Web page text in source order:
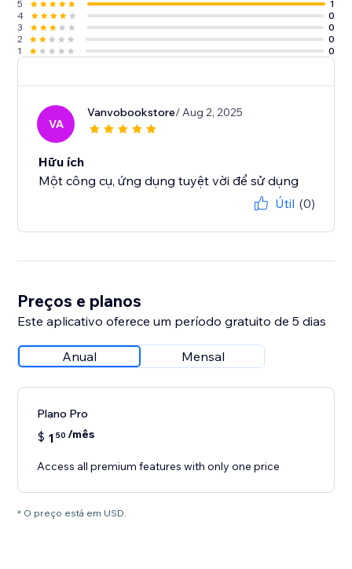
5
1
4
0
3
0
2
0
1
0
VA
Vanvobookstore/ Aug 2, 2025
Hữu ích
Một công cụ, ứng dụng tuyệt vời để sử dụng
Útil (0)
Preços e planos
Este aplicativo oferece um período gratuito de 5 dias
Anual Mensal
Plano Pro
$ 1 50 /mês
Access all premium features with only one price
* O preço está em USD.